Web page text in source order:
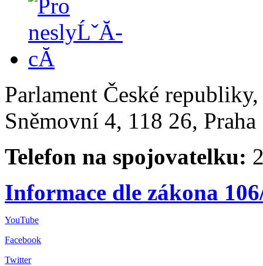
Parlament České
Sněmovní 4, 118 26,
Telefon na spojovatelku:
Informace dle zákona
YouTube
Facebook
Twitter